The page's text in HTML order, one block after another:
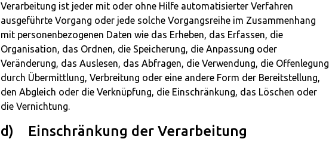
Verarbeitung ist jeder mit oder ohne Hilfe automatisierter Verfahren
ausgeführte Vorgang oder jede solche Vorgangsreihe im Zusammenhang
mit personenbezogenen Daten wie das Erheben, das Erfassen, die
Organisation, das Ordnen, die Speicherung, die Anpassung oder
Veränderung, das Auslesen, das Abfragen, die Verwendung, die Offenlegung
durch Übermittlung, Verbreitung oder eine andere Form der Bereitstellung,
den Abgleich oder die Verknüpfung, die Einschränkung, das Löschen oder
die Vernichtung.
d) Einschränkung der Verarbeitung